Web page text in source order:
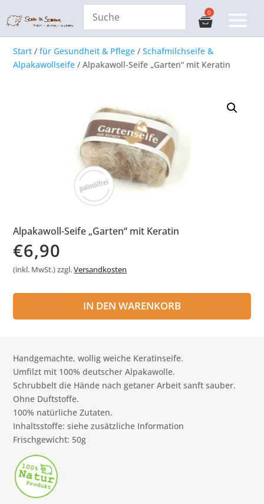
Start /für Gesundheit & Pflege /Schafmilchseife &
Alpakawollseife / Alpakawoll-Seife „Garten“ mit Keratin
Alpakawoll-Seife „Garten“ mit Keratin
€6,90
(inkl. MwSt.) zzgl.Versandkosten
Handgemachte, wollig weiche Keratinseife.
Umfilzt mit 100% deutscher Alpakawolle.
Schrubbelt die Hände nach getaner Arbeit sanft sauber.
Ohne Duftstoffe.
100% natürliche Zutaten.
Inhaltsstoffe: siehe zusätzliche Information
Frischgewicht: 50g
IN DEN WARENKORB